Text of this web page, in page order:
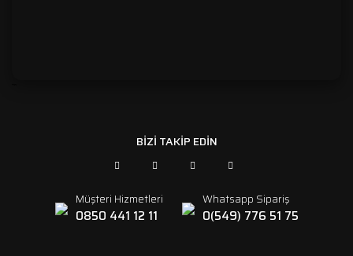
BİZİ TAKİP EDİN
Müşteri Hizmetleri
0850 441 12 11
Whatsapp Sipariş
0(549) 776 51 75